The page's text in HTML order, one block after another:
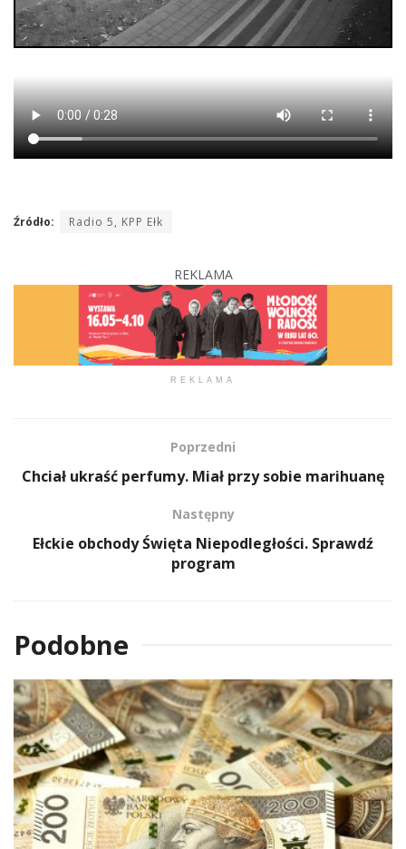
Źródło: Radio 5, KPP Ełk
REKLAMA
REKLAMA
Poprzedni
Chciał ukraść perfumy. Miał przy sobie marihuanę
Następny
Ełckie obchody Święta Niepodległości. Sprawdź
program
Podobne